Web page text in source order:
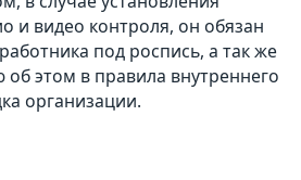
и видео контроля, он обязан
под роспись, а так же
этом в правила внутреннего
организации.